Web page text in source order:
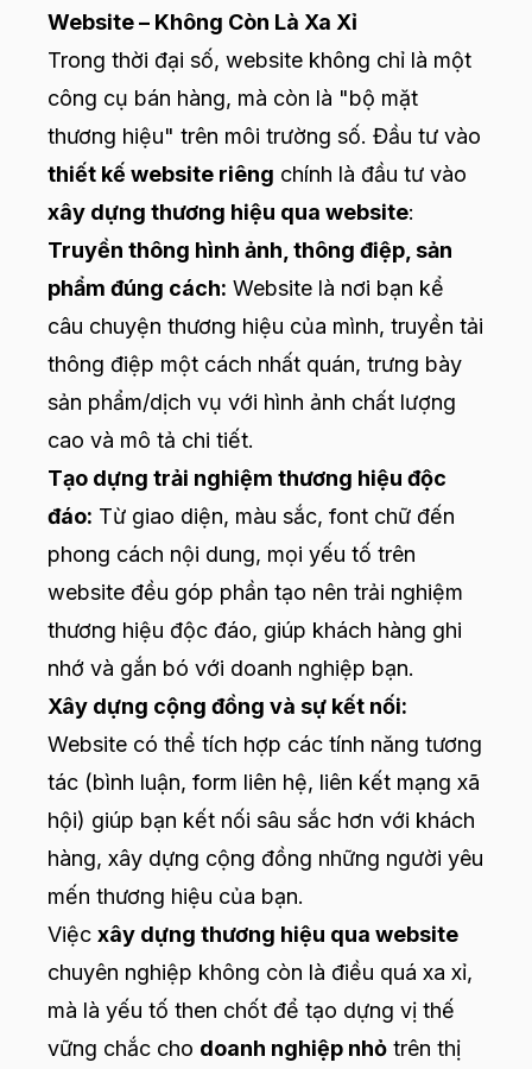
Website – Không Còn Là Xa Xỉ
Trong thời đại số, website không chỉ là một
công cụ bán hàng, mà còn là "bộ mặt
thương hiệu" trên môi trường số. Đầu tư vào
thiết kế website riêng chính là đầu tư vào
xây dựng thương hiệu qua website:
Truyền thông hình ảnh, thông điệp, sản
phẩm đúng cách: Website là nơi bạn kể
câu chuyện thương hiệu của mình, truyền tải
thông điệp một cách nhất quán, trưng bày
sản phẩm/dịch vụ với hình ảnh chất lượng
cao và mô tả chi tiết.
Tạo dựng trải nghiệm thương hiệu độc
đáo: Từ giao diện, màu sắc, font chữ đến
phong cách nội dung, mọi yếu tố trên
website đều góp phần tạo nên trải nghiệm
thương hiệu độc đáo, giúp khách hàng ghi
nhớ và gắn bó với doanh nghiệp bạn.
Xây dựng cộng đồng và sự kết nối:
Website có thể tích hợp các tính năng tương
tác (bình luận, form liên hệ, liên kết mạng xã
hội) giúp bạn kết nối sâu sắc hơn với khách
hàng, xây dựng cộng đồng những người yêu
mến thương hiệu của bạn.
Việc xây dựng thương hiệu qua website
chuyên nghiệp không còn là điều quá xa xỉ,
mà là yếu tố then chốt để tạo dựng vị thế
vững chắc cho doanh nghiệp nhỏ trên thị